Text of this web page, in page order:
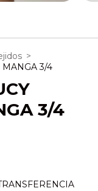
>
MANGA 3/4
3/4